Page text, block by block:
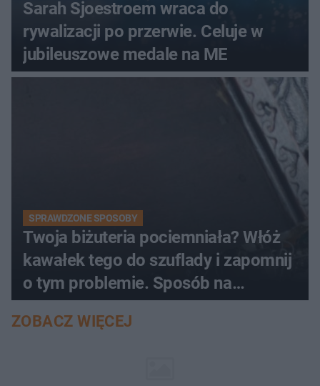
Sarah Sjoestroem wraca do
rywalizacji po przerwie. Celuje w
jubileuszowe medale na ME
SPRAWDZONE SPOSOBY
Twoja biżuteria pociemniała? Włóż
kawałek tego do szuflady i zapomnij
o tym problemie. Sposób na
pociemniałą biżuterię
ZOBACZ WIĘCEJ